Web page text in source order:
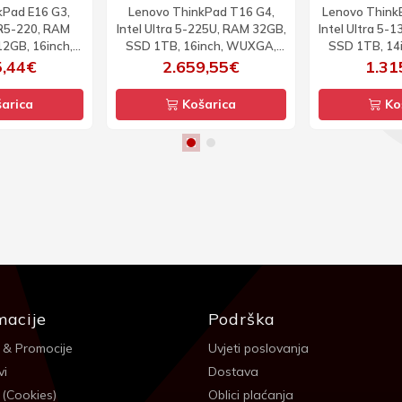
E16 G3,
220, RAM
16inch,
W11P
Lenovo ThinkPad T16 G4,
Intel Ultra 5-225U, RAM 32GB,
SSD 1TB, 16inch, WUXGA,
W11P
2.659,55€
Košarica
Lenovo
Intel Ultra 5-
SSD 1TB,
Promocije
Podrška
Uvjeti poslovanja
Dostava
Oblici plaćanja